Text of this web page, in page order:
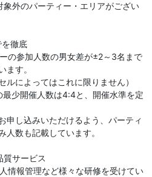
外のパーティー・エリアがござい
を徹底
の参加人数の男女差が±2～3名まで
ます。
ルによってはこれに限りません）
少開催人数は4:4と、開催水準を定
申し込みいただけるよう、パーティ
人数も記載しています。
質サービス
情報管理など様々な研修を受けてい